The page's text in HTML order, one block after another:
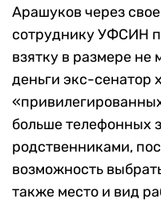
Арашуков через
сотруднику УФСИН
взятку в размере не
деньги экс-сенатор
больше телефонных
родственниками,
возможность
также место и вид